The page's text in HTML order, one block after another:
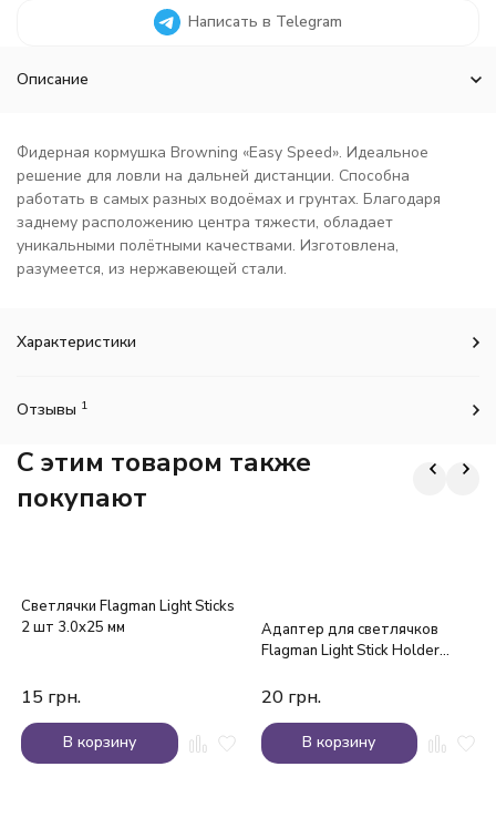
Написать в Telegram
Описание
Фидерная кормушка Browning «Easy Speed». Идеальное
решение для ловли на дальней дистанции. Способна
работать в самых разных водоёмах и грунтах. Благодаря
заднему расположению центра тяжести, обладает
уникальными полётными качествами. Изготовлена,
разумеется, из нержавеющей стали.
Характеристики
Отзывы 1
C этим товаром также
покупают
Светлячки Flagman Light Sticks
2 шт 3.0x25 мм
15 грн.
В корзину
Адаптер для светлячков
Flagman Light Stick Holder
20 грн.
В корзину